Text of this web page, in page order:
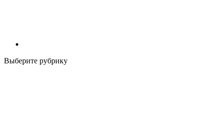
Выберите рубрику